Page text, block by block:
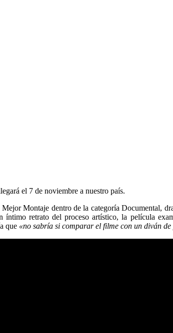
el 7 de noviembre a nuestro país.
Montaje dentro de la categoría Documental,
íntimo retrato del proceso artístico, la película
que «no sabría si comparar el filme con un diván